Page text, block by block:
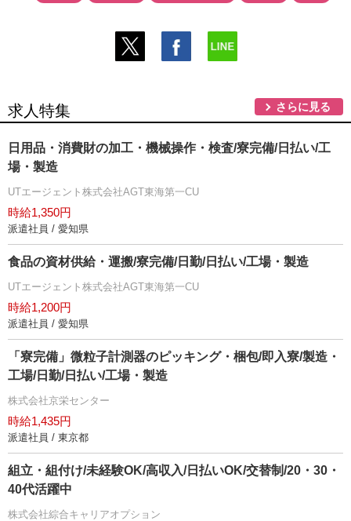
求人特集 さらに見る
日用品・消費財の加工・機械操作・検査/寮完備/日払い/工
場・製造
UTエージェント株式会社AGT東海第一CU
時給1,350円
派遣社員 / 愛知県
食品の資材供給・運搬/寮完備/日勤/日払い/工場・製造
UTエージェント株式会社AGT東海第一CU
時給1,200円
派遣社員 / 愛知県
「寮完備」微粒子計測器のピッキング・梱包/即入寮/製造・
工場/日勤/日払い/工場・製造
株式会社京栄センター
時給1,435円
派遣社員 / 東京都
組立・組付け/未経験OK/高収入/日払いOK/交替制/20・30・
40代活躍中
株式会社綜合キャリアオプション